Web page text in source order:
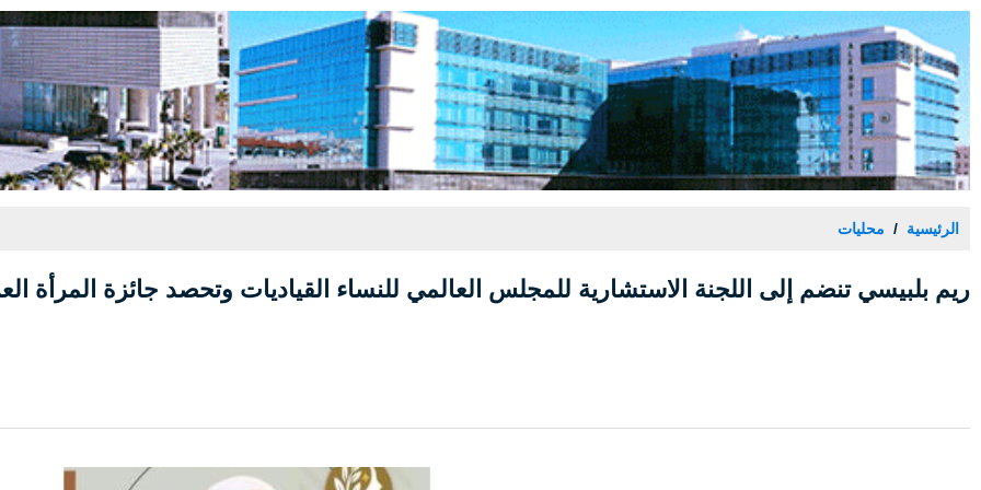
الرئيسية محليات
ريم بلبيسي تنضم إلى اللجنة الاستشارية للمجلس العالمي للنساء القياديات وتحصد جائزة المرأة